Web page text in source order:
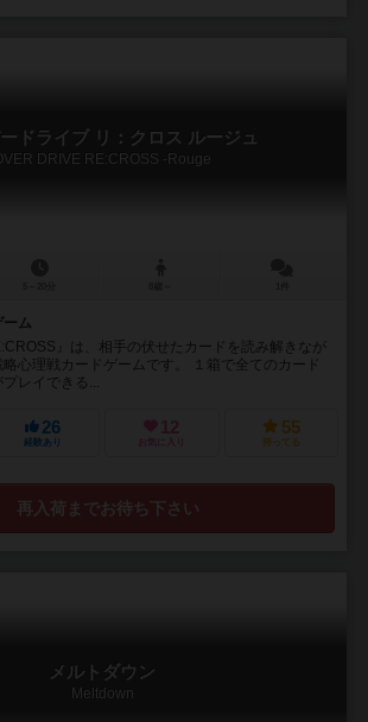
ドライブ リ：クロス ルージュ
DRIVE RE:CROSS -Rouge
ーム
』は、相手の伏せたカードを読み解きなが
心理戦カードゲームです。 １箱で全てのカード
レイできる...
26
経験あり
12
お気に入り
55
持ってる
再入荷までお待ち下さい
メルトダウン
Meltdown